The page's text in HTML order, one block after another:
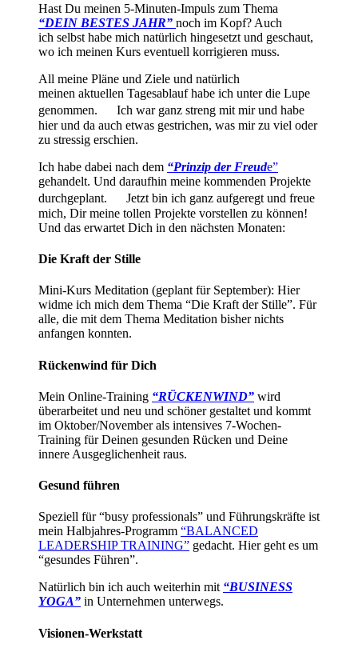
Hast Du meinen 5-Minuten-Impuls zum Thema
“DEIN BESTES JAHR” noch im Kopf? Auch
ich selbst habe mich natürlich hingesetzt und geschaut,
wo ich meinen Kurs eventuell korrigieren muss.
All meine Pläne und Ziele und natürlich
meinen aktuellen Tagesablauf habe ich unter die Lupe
genommen. Ich war ganz streng mit mir und habe
hier und da auch etwas gestrichen, was mir zu viel oder
zu stressig erschien.
Ich habe dabei nach dem “Prinzip der Freude”
gehandelt. Und daraufhin meine kommenden Projekte
durchgeplant. Jetzt bin ich ganz aufgeregt und freue
mich, Dir meine tollen Projekte vorstellen zu können!
Und das erwartet Dich in den nächsten Monaten:
Die Kraft der Stille
Mini-Kurs Meditation (geplant für September): Hier
widme ich mich dem Thema “Die Kraft der Stille”. Für
alle, die mit dem Thema Meditation bisher nichts
anfangen konnten.
Rückenwind für Dich
Mein Online-Training “RÜCKENWIND” wird
überarbeitet und neu und schöner gestaltet und kommt
im Oktober/November als intensives 7-Wochen-
Training für Deinen gesunden Rücken und Deine
innere Ausgeglichenheit raus.
Gesund führen
Speziell für “busy professionals” und Führungskräfte ist
mein Halbjahres-Programm “BALANCED
LEADERSHIP TRAINING” gedacht. Hier geht es um
“gesundes Führen”.
Natürlich bin ich auch weiterhin mit “BUSINESS
YOGA” in Unternehmen unterwegs.
Visionen-Werkstatt